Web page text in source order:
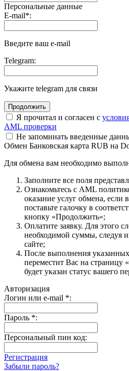
Персональные данные
E-mail*:
Введите ваш e-mail
Telegram:
Укажите telegram для связи
Я прочитал и согласен с
AML проверки
Не запоминать введенные
Обмен Банковская карта RUB на
Для обмена вам необходимо
Заполните все поля
Ознакомьтесь с AML
оказание услуг обмена, если
поставьте галочку в
кнопку «Продолжить»;
Оплатите заявку. Для этого
необходимой суммы, следуя
сайте;
После выполнения
переместит Вас на страницу
будет указан статус вашего
Авторизация
Логин или e-mail *:
Пароль *:
Персональный пин код:
Регистрация
Забыли пароль?